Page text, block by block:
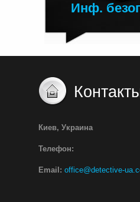
Инф.
Киев, Украина
Телефон:
Email: office@detective-